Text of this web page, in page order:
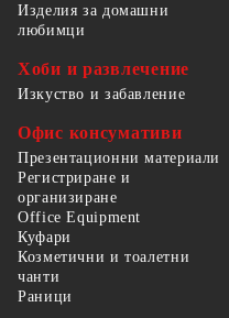
Изделия за домашни
любимци
Хоби и развлечение
Изкуство и забавление
Офис консумативи
Презентационни материали
Регистриране и
организиране
Office Equipment
Куфари
Козметични и тоалетни
чанти
Раници